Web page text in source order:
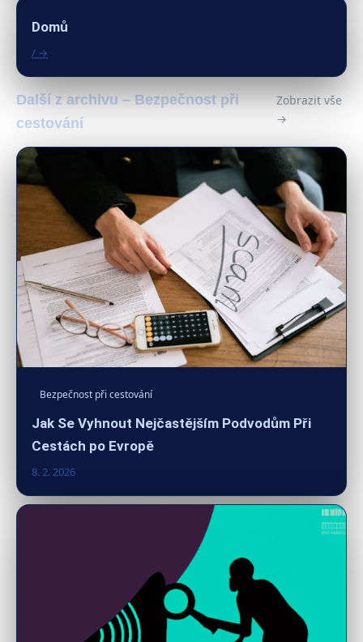
Domů
/ →
Další z archivu – Bezpečnost při
cestování
Zobrazit vše
→
Bezpečnost při cestování
Jak Se Vyhnout Nejčastějším Podvodům Při
Cestách po Evropě
8. 2. 2026